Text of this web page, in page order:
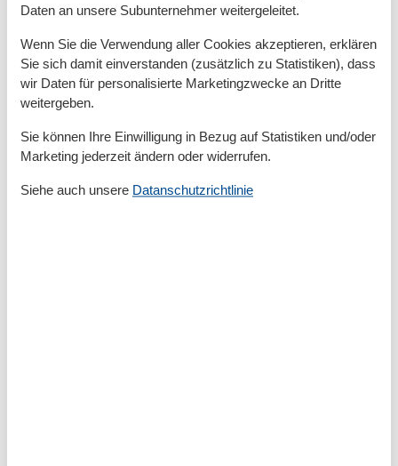
Haustiere nicht erlaubt
Küche
Backofen
Gefrierfach
Geschirrspülmaschine
Kaffeemaschine
Küche
Küchenzeile/-block
Kühlschrank
Mikrowelle
Daten an unsere Subunternehmer weitergeleitet.
Wenn Sie die Verwendung aller Cookies akzeptieren, erklären
Sie sich damit einverstanden (zusätzlich zu Statistiken), dass
wir Daten für personalisierte Marketingzwecke an Dritte
weitergeben.
Sie können Ihre Einwilligung in Bezug auf Statistiken und/oder
Marketing jederzeit ändern oder widerrufen.
Siehe auch unsere Datanschutzrichtlinie